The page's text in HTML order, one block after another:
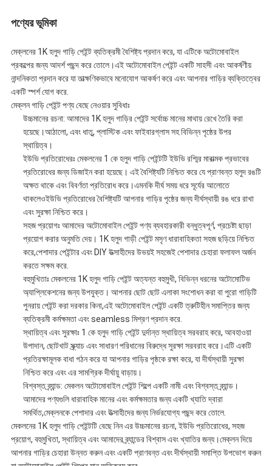
পণ্যের ভূমিকা
মেক্লনের 1K হলুদ গাড়ি পেইন্ট ব্যতিক্রমী বৈশিষ্ট্য প্রদান করে, যা এটিকে অটোমোবাইল
প্রকল্পের জন্য আদর্শ পছন্দ করে তোলে।এই অটোমোবাইল পেইন্ট একটি সাহসী এবং আকর্ষণীয়
নান্দনিকতা প্রদান করে যা তাত্ক্ষণিকভাবে মনোযোগ আকর্ষণ করে এবং আপনার গাড়ির ব্যক্তিত্বের
একটি স্পর্শ যোগ করে.
মেক্লন গাড়ি পেইন্ট পণ্য বেছে নেওয়ার সুবিধাঃ
উচ্চমানের রচনা: আমাদের 1K হলুদ গাড়ির পেইন্ট সর্বোচ্চ মানের মাথায় রেখে তৈরি করা
হয়েছে।আঠালো, এবং ধাতু, প্লাস্টিক এবং ফাইবারগ্লাস সহ বিভিন্ন পৃষ্ঠের উপর
স্থায়িত্ব।
ইউভি প্রতিরোধেরঃ মেকলনের 1 কে হলুদ গাড়ি পেইন্টটি ইউভি রশ্মির মারাত্মক প্রভাবের
প্রতিরোধের জন্য ডিজাইন করা হয়েছে। এই বৈশিষ্ট্যটি নিশ্চিত করে যে প্রাণবন্ত হলুদ রঙটি
অক্ষত থাকে এবং বিবর্ণতা প্রতিরোধ করে।এমনকি দীর্ঘ সময় ধরে সূর্যের আলোতে
থাকলেওইউভি প্রতিরোধের বৈশিষ্ট্যটি আপনার গাড়ির পৃষ্ঠের জন্য দীর্ঘস্থায়ী রঙ ধরে রাখা
এবং সুরক্ষা নিশ্চিত করে।
সহজ প্রয়োগঃ আমাদের অটোমোবাইল পেইন্ট পণ্য ব্যবহারকারী বন্ধুত্বপূর্ণ, প্রচেষ্টা ছাড়া
প্রয়োগ করার অনুমতি দেয়। 1K হলুদ গাড়ী পেইন্ট মসৃণ ধারাবাহিকতা সহজ ছড়িয়ে নিশ্চিত
করে,পেশাদার পেইন্টার এবং DIY উত্সাহীদের উভয়ই সহজেই পেশাদার চেহারা ফলাফল অর্জন
করতে সক্ষম করে.
বহুমুখিতাঃ মেকলনের 1K হলুদ গাড়ি পেইন্ট অত্যন্ত বহুমুখী, বিভিন্ন ধরনের অটোমোটিভ
অ্যাপ্লিকেশনের জন্য উপযুক্ত। আপনার ছোট ছোট এলাকা সংশোধন করা বা পুরো গাড়িটি
পুনরায় পেইন্ট করা দরকার কিনা,এই অটোমোবাইল পেইন্ট একটি ত্রুটিহীন সমাপ্তির জন্য
ব্যতিক্রমী কর্মক্ষমতা এবং seamless মিশ্রণ প্রদান করে.
স্থায়িত্ব এবং সুরক্ষাঃ 1 কে হলুদ গাড়ি পেইন্ট দুর্দান্ত স্থায়িত্ব সরবরাহ করে, আবহাওয়া
উপাদান, ছোটখাট স্ক্র্যাচ এবং সাধারণ পরিধানের বিরুদ্ধে সুরক্ষা সরবরাহ করে।এটি একটি
প্রতিরক্ষামূলক বাধা গঠন করে যা আপনার গাড়ির পৃষ্ঠকে রক্ষা করে, যা দীর্ঘস্থায়ী সুরক্ষা
নিশ্চিত করে এবং এর সামগ্রিক দীর্ঘায়ু বাড়ায়।
বিশ্বস্ত ব্র্যান্ড: মেকলন অটোমোবাইল পেইন্ট শিল্পে একটি নামী এবং বিশ্বস্ত ব্র্যান্ড।
আমাদের পণ্যগুলি ধারাবাহিক মানের এবং কর্মক্ষমতার জন্য একটি খ্যাতি দ্বারা
সমর্থিত,মেক্লনকে পেশাদার এবং উত্সাহীদের জন্য নির্ভরযোগ্য পছন্দ করে তোলে.
মেকলনের 1K হলুদ গাড়ি পেইন্টটি বেছে নিন এর উচ্চমানের রচনা, ইউভি প্রতিরোধের, সহজ
প্রয়োগ, বহুমুখিতা, স্থায়িত্ব এবং আমাদের ব্র্যান্ডের বিশ্বাস এবং খ্যাতির জন্য।মেক্লন দিয়ে
আপনার গাড়ির চেহারা উন্নত করুন এবং একটি প্রাণবন্ত এবং দীর্ঘস্থায়ী সমাপ্তি উপভোগ করুন